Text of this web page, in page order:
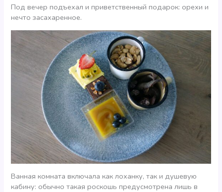
Под вечер подъехал и приветственный подарок: орехи и
нечто засахаренное.
Ванная комната включала как лоханку, так и душевую
кабину: обычно такая роскошь предусмотрена лишь в